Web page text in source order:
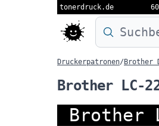
tonerdruck.de
Druckermodell
Druckerpatronen/ Brother
Brother LC-
Brother